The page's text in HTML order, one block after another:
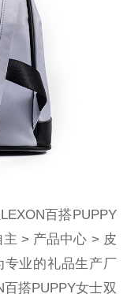
百搭PUPPY
主 > 产品中心 > 皮
专业的礼品生产厂
搭PUPPY女士双